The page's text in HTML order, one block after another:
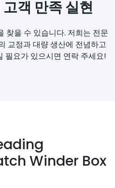
고객 만족 실현
찾을 수 있습니다. 저희는 전문
교정과 대량 생산에 전념하고
필요가 있으시면 연락 주세요!
Winder Box